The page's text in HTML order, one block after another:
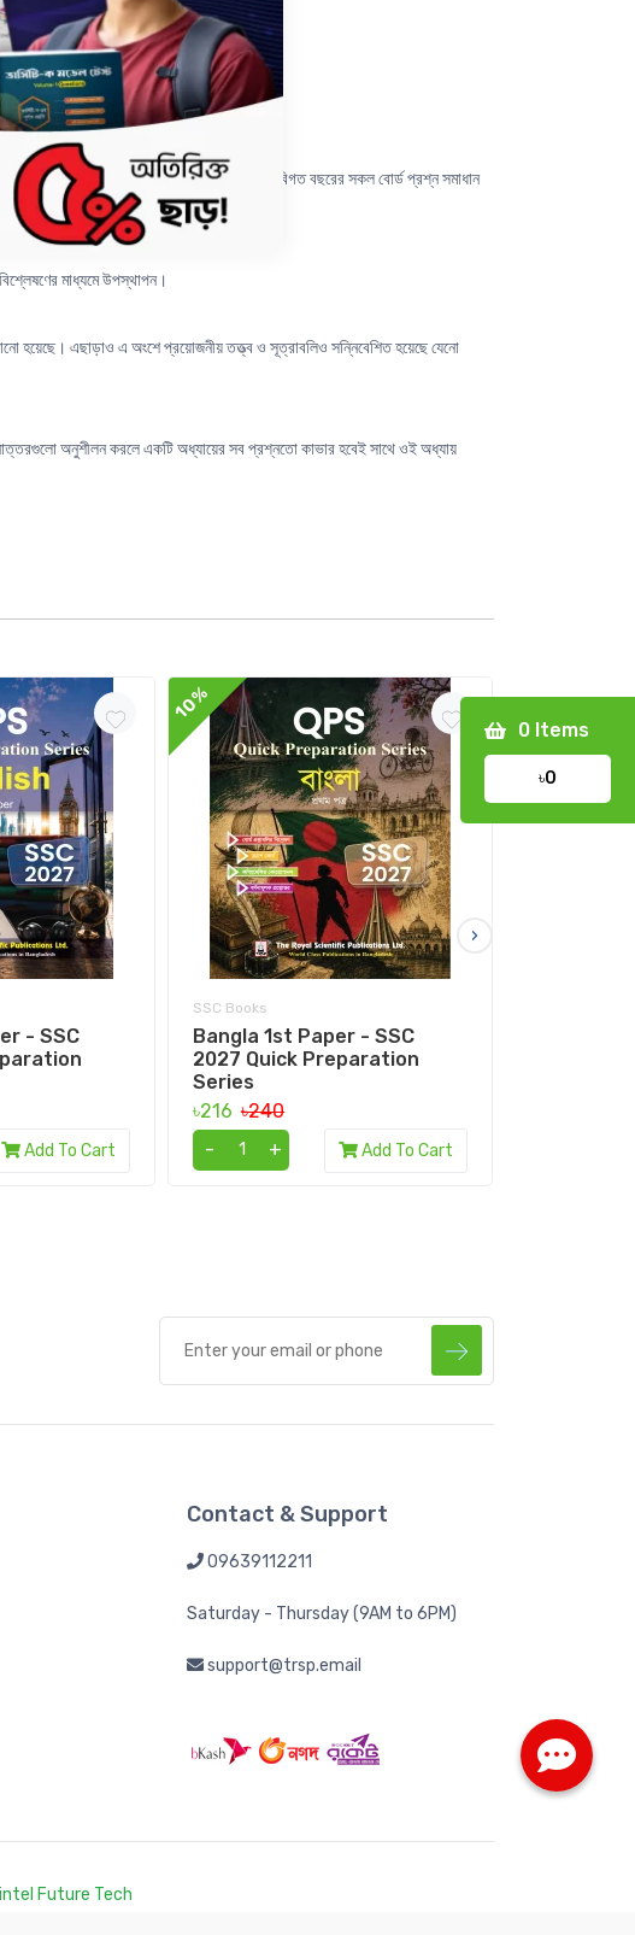
নাও এসএসসি-২৬ কুইক প্রিপারেশন সিরিজ।
গুরুত্বপূর্ণ Concept তো কাভার হবেই; সাথে বিগত বছরের সকল বোর্ড প্রশ্ন সমাধান
মাধ্যমে উপস্থাপন।
এছাড়াও এ অংশে প্রয়োজনীয় তত্ত্ব ও সূত্রাবলিও সন্নিবেশিত হয়েছে যেনো
অনুশীলন করলে একটি অধ্যায়ের সব প্রশ্নতো কাভার হবেই সাথে ওই অধ্যায়
- SSC
Add To Cart
10%
SSC Books
Bangla 1st Paper - SSC
2027 Quick Preparation
Series
৳216 ৳240
-
+ Add To Cart
10%
›
0 Items
৳0
Contact & Support
09639112211
Saturday - Thursday (9AM to 6PM)
support@trsp.email
Future Tech